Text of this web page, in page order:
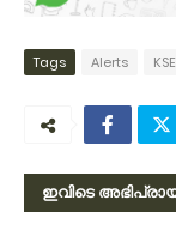
Tags Alerts
ഇവിടെ